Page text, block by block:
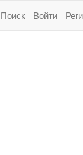
Поиск Войти